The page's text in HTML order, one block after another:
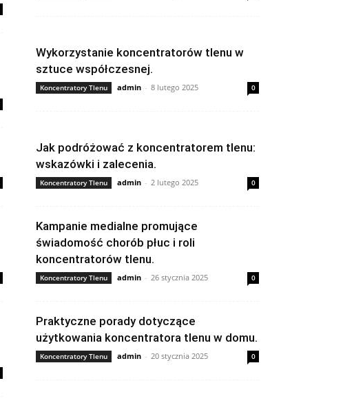
Wykorzystanie koncentratorów tlenu w
sztuce współczesnej.
Koncentratory Tlenu admin - 8 lutego 2025 0
Jak podróżować z koncentratorem tlenu:
wskazówki i zalecenia.
Koncentratory Tlenu admin - 2 lutego 2025 0
Kampanie medialne promujące
świadomość chorób płuc i roli
koncentratorów tlenu.
Koncentratory Tlenu admin - 26 stycznia 2025 0
Praktyczne porady dotyczące
użytkowania koncentratora tlenu w domu.
Koncentratory Tlenu admin - 20 stycznia 2025 0